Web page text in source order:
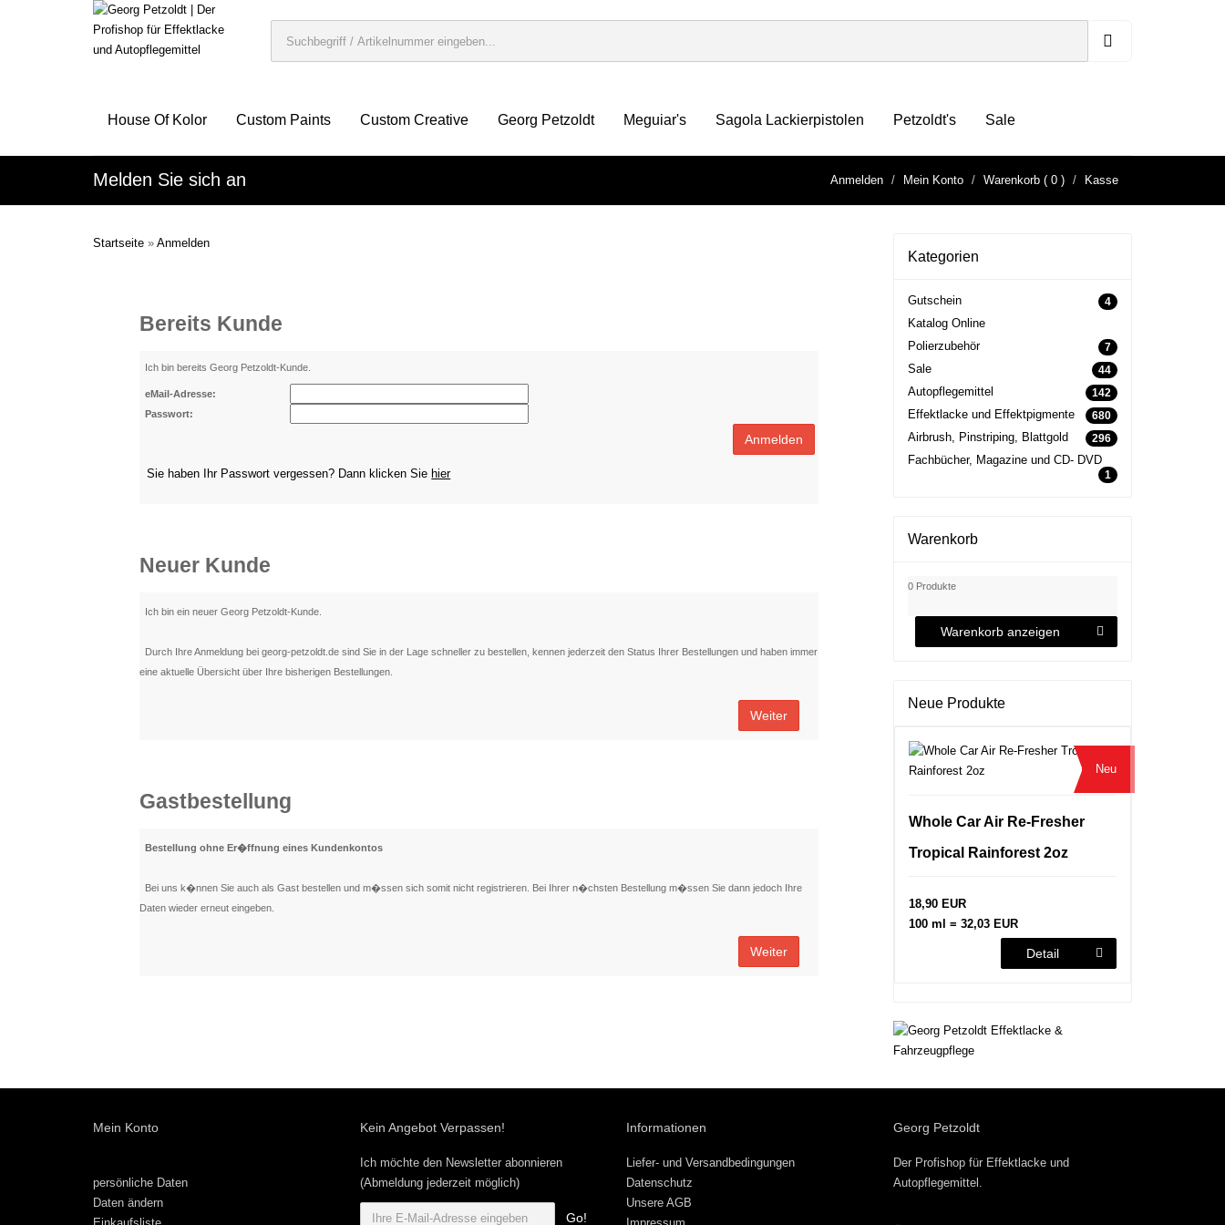
House Of Kolor Custom Paints Custom Creative Georg Petzoldt Meguiar's Sagola Lackierpistolen Petzoldt's Sale
Melden Sie sich an Anmelden Mein Konto Warenkorb ( 0 ) Kasse
Startseite » Anmelden
Bereits Kunde
Ich bin bereits Georg Petzoldt-Kunde.
eMail-Adresse:
Passwort:
Anmelden
Sie haben Ihr Passwort vergessen? Dann klicken Sie hier
Neuer Kunde
Ich bin ein neuer Georg Petzoldt-Kunde.
Durch Ihre Anmeldung bei georg-petzoldt.de sind Sie in der Lage schneller zu bestellen, kennen jederzeit den Status Ihrer Bestellungen und haben immer
eine aktuelle Übersicht über Ihre bisherigen Bestellungen.
Weiter
Gastbestellung
Bestellung ohne Er�ffnung eines Kundenkontos
Bei uns k�nnen Sie auch als Gast bestellen und m�ssen sich somit nicht registrieren. Bei Ihrer n�chsten Bestellung m�ssen Sie dann jedoch Ihre
Daten wieder erneut eingeben.
Weiter
Kategorien
Gutschein 4
Katalog Online
Polierzubehör
7
Sale 44
Autopflegemittel 142
Effektlacke und Effektpigmente 680
Airbrush, Pinstriping, Blattgold 296
Fachbücher, Magazine und CD- DVD
1
Warenkorb
0 Produkte
Warenkorb anzeigen
Neue Produkte
Neu
Whole Car Air Re-Fresher
Tropical Rainforest 2oz
18,90 EUR
100 ml = 32,03 EUR
Detail
Mein Konto
persönliche Daten
Daten ändern
Kein Angebot Verpassen!
Ich möchte den Newsletter abonnieren
(Abmeldung jederzeit möglich)
Go!
Informationen
Liefer- und Versandbedingungen
Datenschutz
Unsere AGB
Georg Petzoldt
Der Profishop für Effektlackeund
Autopflegemittel .